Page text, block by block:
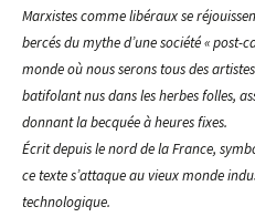
Marxistes comme libéraux se
bercés du mythe d’une société « post-
monde où nous serons tous des
batifolant nus dans les herbes folles,
donnant la becquée à heures fixes.
Écrit depuis le nord de la France,
ce texte s’attaque au vieux monde
technologique.